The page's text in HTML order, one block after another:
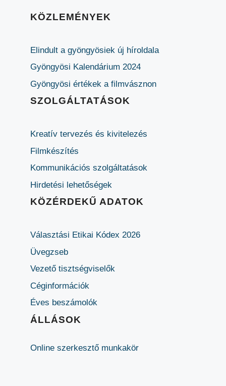
KÖZLEMÉNYEK
Elindult a gyöngyösiek új híroldala
Gyöngyösi Kalendárium 2024
Gyöngyösi értékek a filmvásznon
SZOLGÁLTATÁSOK
Kreatív tervezés és kivitelezés
Filmkészítés
Kommunikációs szolgáltatások
Hirdetési lehetőségek
KÖZÉRDEKŰ ADATOK
Választási Etikai Kódex 2026
Üvegzseb
Vezető tisztségviselők
Céginformációk
Éves beszámolók
ÁLLÁSOK
Online szerkesztő munkakör